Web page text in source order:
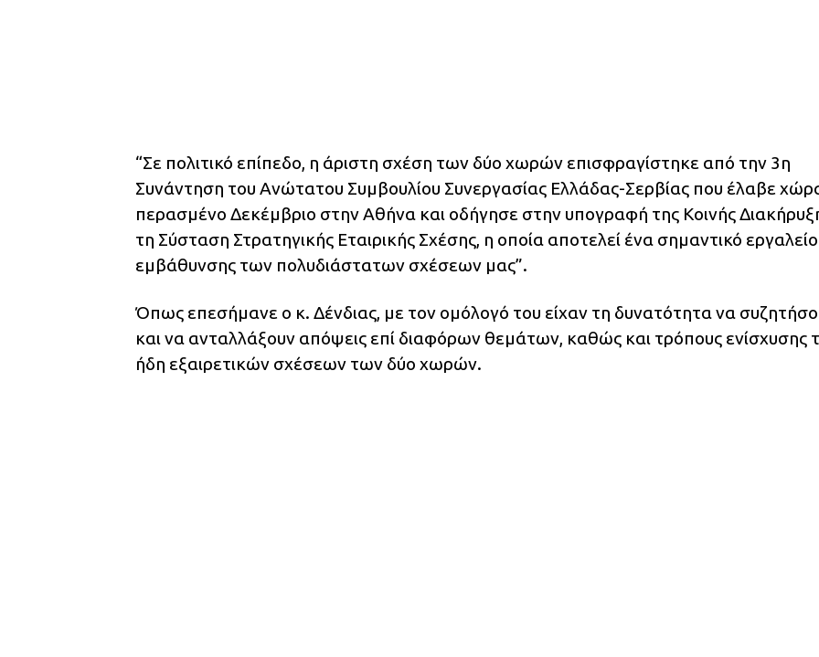
“Σε πολιτικό επίπεδο, η άριστη σχέση των δύο χωρών επισφραγίστηκε από την 3η
Συνάντηση του Ανώτατου Συμβουλίου Συνεργασίας Ελλάδας-Σερβίας που έλαβε
περασμένο Δεκέμβριο στην Αθήνα και οδήγησε στην υπογραφή της Κοινής
τη Σύσταση Στρατηγικής Εταιρικής Σχέσης, η οποία αποτελεί ένα σημαντικό εργαλείο
εμβάθυνσης των πολυδιάστατων σχέσεων μας”.
Όπως επεσήμανε ο κ. Δένδιας, με τον ομόλογό του είχαν τη δυνατότητα να
και να ανταλλάξουν απόψεις επί διαφόρων θεμάτων, καθώς και τρόπους ενίσχυσης
ήδη εξαιρετικών σχέσεων των δύο χωρών.